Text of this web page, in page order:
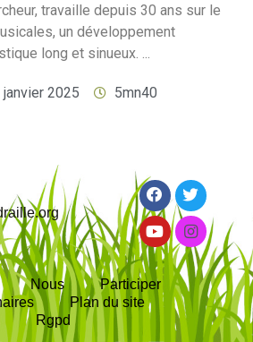
travaille depuis 30 ans sur le
un développement
long et sinueux. ...
janvier 2025 5mn40
Nous
Participer
Plan du site
Rgpd